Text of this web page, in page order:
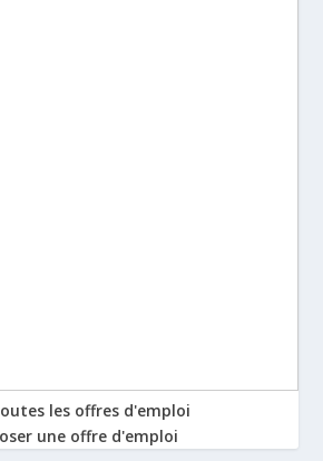
les offres d'emploi
une offre d'emploi